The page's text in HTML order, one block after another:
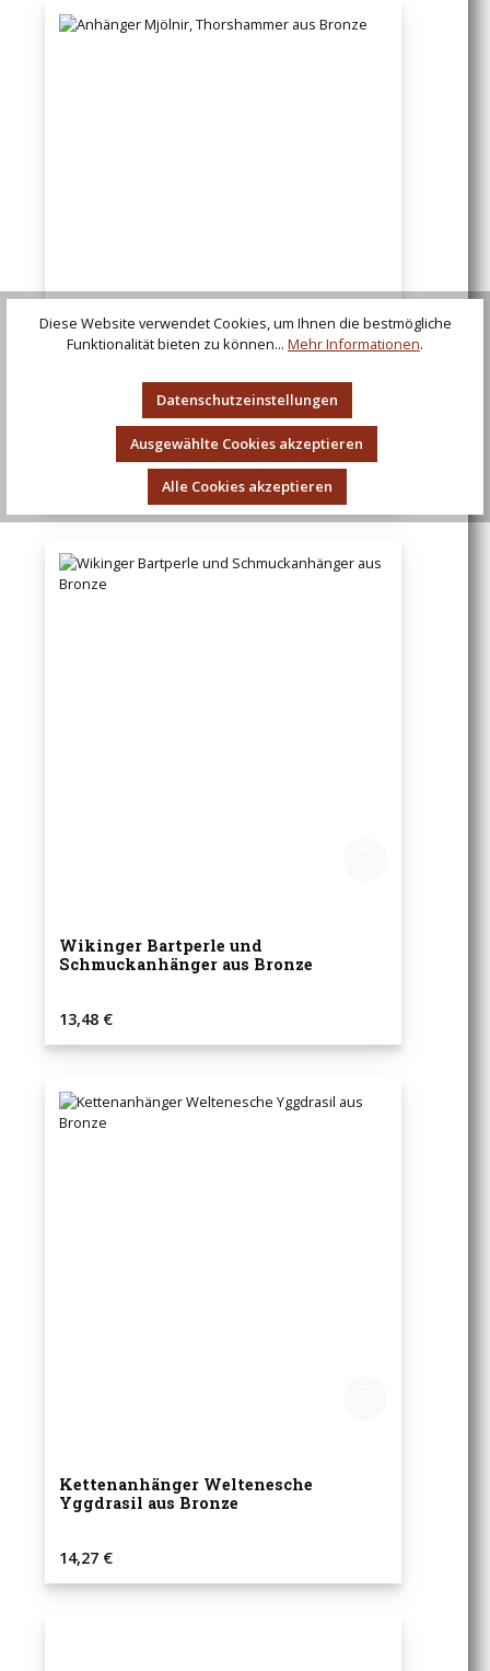
Anhänger Mjölnir, Thorshammer aus
Bronze
Regulärer Preis:
Wikinger Bartperle und
Schmuckanhänger aus Bronze
Regulärer Preis:
13,48 €
Kettenanhänger Weltenesche
Yggdrasil aus Bronze
Regulärer Preis:
14,27 €
Diese Website verwendet Cookies, um Ihnen die bestmögliche
Funktionalität bieten zu können... Mehr Informationen.
Datenschutzeinstellungen
Ausgewählte Cookies akzeptieren
Alle Cookies akzeptieren